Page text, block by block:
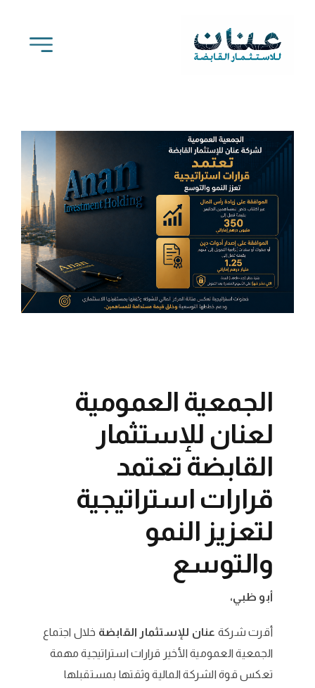
content
الجمعية العمومية
لعنان للإستثمار
القابضة تعتمد
قرارات استراتيجية
لتعزيز النمو
والتوسع
أبو ظبي،
أقرت شركة عنان للإستثمار القابضة خلال اجتماع
الجمعية العمومية الأخير قرارات استراتيجية مهمة
تعكس قوة الشركة المالية وثقتها بمستقبلها